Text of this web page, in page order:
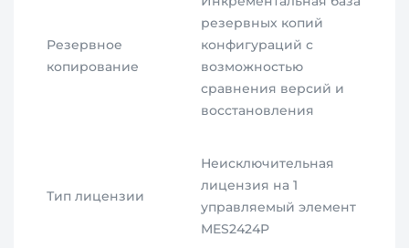
Резервное
копирование
резервных копий
конфигураций с
возможностью
сравнения версий и
восстановления
Тип лицензии
Неисключительная
лицензия на 1
управляемый элемент
MES2424P